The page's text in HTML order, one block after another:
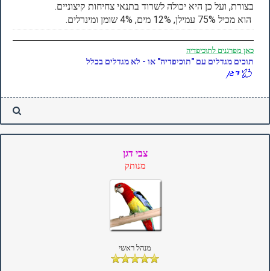
בצורת, ועל כן היא יכולה לשרוד בתנאי צחיחות קיצוניים.
הוא מכיל 75% עמילן, 12% מים, 4% שומן ומינרלים.
כאן מפרגנים לתוכיפדיה
תוכים מגדלים עם "תוכיפדיה" או - לא מגדלים בכלל
צבי דגן
מנותק
מנהל ראשי